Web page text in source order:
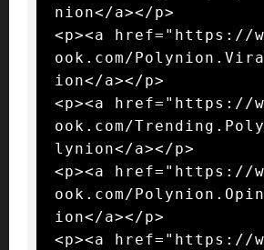
nion</a></p>
<p><a href="https://
ook.com/
ion</a></p>
<p><a href="https://
ook.com/
lynion</a></p>
<p><a href="https://
ook.com/
ion</a></p>
<p><a href="https://